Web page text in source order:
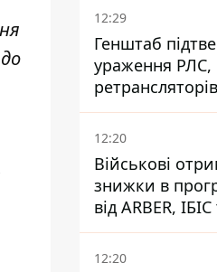
12:29
Генштаб
ураження РЛС,
інших
РФ у Криму й на
12:20
Військові
знижки в
від ARBER,
12:20